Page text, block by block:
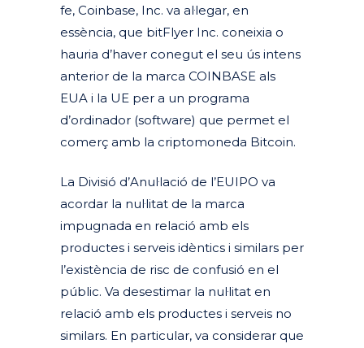
fe, Coinbase, Inc. va al·legar, en
essència, que bitFlyer Inc. coneixia o
hauria d’haver conegut el seu ús intens
anterior de la marca COINBASE als
EUA i la UE per a un programa
d’ordinador (software) que permet el
comerç amb la criptomoneda Bitcoin.
La Divisió d’Anul·lació de l’EUIPO va
acordar la nul·litat de la marca
impugnada en relació amb els
productes i serveis idèntics i similars per
l’existència de risc de confusió en el
públic. Va desestimar la nul·litat en
relació amb els productes i serveis no
similars. En particular, va considerar que